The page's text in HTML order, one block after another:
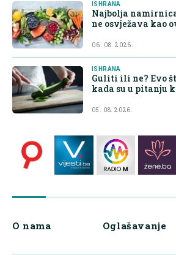
ISHRANA
Najbolja
ne osvježava kao
06. 08. 2026.
ISHRANA
Guliti ili ne? Evo
kada su u pitanju
05. 08. 2026.
O nama Oglašavanje